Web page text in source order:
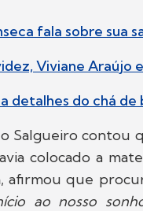
fala sobre sua
Viviane Araújo
detalhes do chá
Salgueiro contou
colocado a
, afirmou que
ao nosso